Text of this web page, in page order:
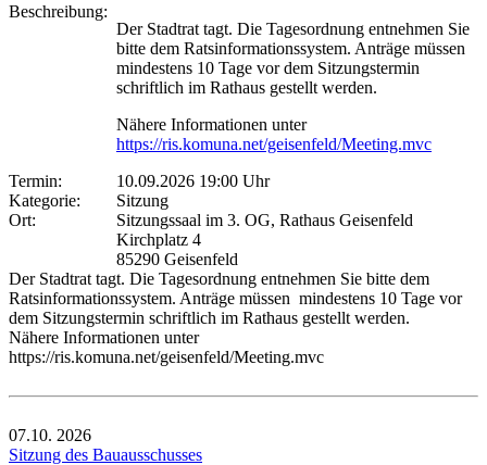
Beschreibung:
Der Stadtrat tagt. Die Tagesordnung entnehmen Sie
bitte dem Ratsinformationssystem. Anträge müssen
mindestens 10 Tage vor dem Sitzungstermin
schriftlich im Rathaus gestellt werden.
Nähere Informationen unter
https://ris.komuna.net/geisenfeld/Meeting.mvc
Termin:
10.09.2026 19:00 Uhr
Kategorie:
Sitzung
Ort:
Sitzungssaal im 3. OG, Rathaus Geisenfeld
Kirchplatz 4
85290 Geisenfeld
Der Stadtrat tagt. Die Tagesordnung entnehmen Sie bitte dem
Ratsinformationssystem. Anträge müssen mindestens 10 Tage vor
dem Sitzungstermin schriftlich im Rathaus gestellt werden.
Nähere Informationen unter
https://ris.komuna.net/geisenfeld/Meeting.mvc
07.10. 2026
Sitzung des Bauausschusses